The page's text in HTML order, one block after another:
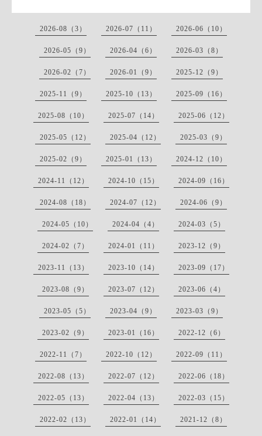
2026-08（3） 2026-07（11） 2026-06（10）
2026-05（9） 2026-04（6） 2026-03（8）
2026-02（7） 2026-01（9） 2025-12（9）
2025-11（9） 2025-10（13） 2025-09（16）
2025-08（10） 2025-07（14） 2025-06（12）
2025-05（12） 2025-04（12） 2025-03（9）
2025-02（9） 2025-01（13） 2024-12（10）
2024-11（12） 2024-10（15） 2024-09（16）
2024-08（18） 2024-07（12） 2024-06（9）
2024-05（10） 2024-04（4） 2024-03（5）
2024-02（7） 2024-01（11） 2023-12（9）
2023-11（13） 2023-10（14） 2023-09（17）
2023-08（9） 2023-07（12） 2023-06（4）
2023-05（5） 2023-04（9） 2023-03（9）
2023-02（9） 2023-01（16） 2022-12（6）
2022-11（7） 2022-10（12） 2022-09（11）
2022-08（13） 2022-07（12） 2022-06（18）
2022-05（13） 2022-04（13） 2022-03（15）
2022-02（13） 2022-01（14） 2021-12（8）